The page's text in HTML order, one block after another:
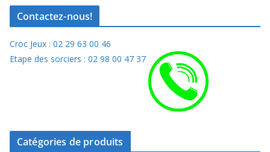
Contactez-nous!
Croc Jeux : 02 29 63 00 46
Etape des sorciers : 02 98 00 47 37
Catégories de produits